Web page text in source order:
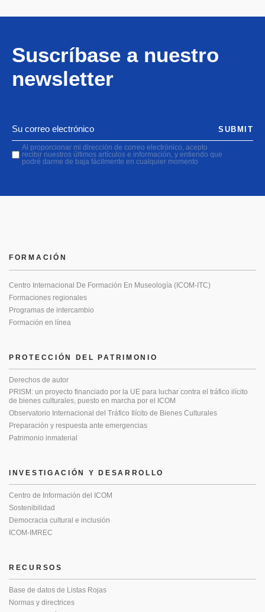
Suscríbase a nuestro
newsletter
Al proporcionar mi dirección de correo electrónico, acepto
recibir nuestros últimos artículos e información, y entiendo que
podré darme de baja fácilmente en cualquier momento
SUBMIT
PROTECCIÓN DEL PATRIMONIO
Derechos de autor
PRISM: un proyecto financiado por la UE para luchar contra el tráfico ilícito
de bienes culturales, puesto en marcha por el ICOM
Observatorio Internacional del Tráfico Ilícito de Bienes Culturales
Preparación y respuesta ante emergencias
Patrimonio inmaterial
FORMACIÓN
Centro Internacional De Formación En Museología (ICOM-ITC)
Formaciones regionales
Programas de intercambio
Formación en línea
INVESTIGACIÓN Y DESARROLLO
Centro de Información del ICOM
Sostenibilidad
Democracia cultural e inclusión
ICOM-IMREC
RECURSOS
Base de datos de Listas Rojas
Normas y directrices